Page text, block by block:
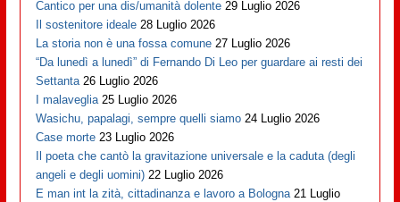
Cantico per una dis/umanità dolente 29 Luglio 2026
Il sostenitore ideale 28 Luglio 2026
La storia non è una fossa comune 27 Luglio 2026
“Da lunedì a lunedì” di Fernando Di Leo per guardare ai resti dei
Settanta 26 Luglio 2026
I malaveglia 25 Luglio 2026
Wasichu, papalagi, sempre quelli siamo 24 Luglio 2026
Case morte 23 Luglio 2026
Il poeta che cantò la gravitazione universale e la caduta (degli
angeli e degli uomini) 22 Luglio 2026
E man int la zità, cittadinanza e lavoro a Bologna 21 Luglio